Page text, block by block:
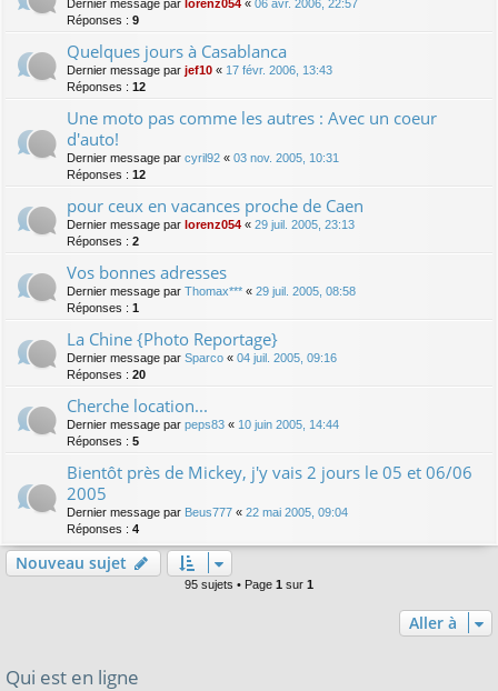
Dernier message par lorenz054 « 06 avr. 2006, 22:57
Réponses : 9
Quelques jours à Casablanca
Dernier message par jef10 « 17 févr. 2006, 13:43
Réponses : 12
Une moto pas comme les autres : Avec un coeur
d'auto!
Dernier message par cyril92 « 03 nov. 2005, 10:31
Réponses : 12
pour ceux en vacances proche de Caen
Dernier message par lorenz054 « 29 juil. 2005, 23:13
Réponses : 2
Vos bonnes adresses
Dernier message par Thomax*** « 29 juil. 2005, 08:58
Réponses : 1
La Chine {Photo Reportage}
Dernier message par Sparco « 04 juil. 2005, 09:16
Réponses : 20
Cherche location...
Dernier message par peps83 « 10 juin 2005, 14:44
Réponses : 5
Bientôt près de Mickey, j'y vais 2 jours le 05 et 06/06
2005
Dernier message par Beus777 « 22 mai 2005, 09:04
Réponses : 4
Nouveau sujet
95 sujets • Page 1 sur 1
Aller à
Qui est en ligne